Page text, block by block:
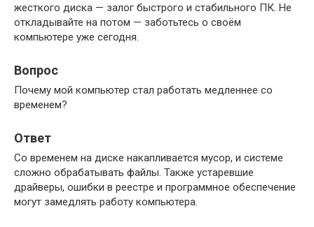
жесткого диска — залог быстрого и стабильного ПК. Не
откладывайте на потом — заботьтесь о своём
компьютере уже сегодня.
Вопрос
Почему мой компьютер стал работать медленнее со
временем?
Ответ
Со временем на диске накапливается мусор, и системе
сложно обрабатывать файлы. Также устаревшие
драйверы, ошибки в реестре и программное обеспечение
могут замедлять работу компьютера.